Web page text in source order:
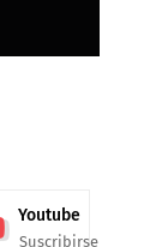
Youtube
Suscribirse